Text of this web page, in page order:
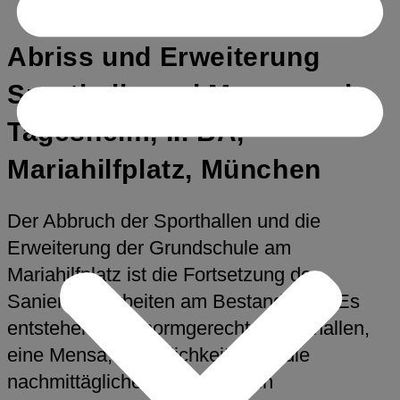
Abriss und Erweiterung
Sporthalle und Mensa und
Tagesheim, II. BA,
Mariahilfplatz, München
Der Abbruch der Sporthallen und die
Erweiterung der Grundschule am
Mariahilfplatz ist die Fortsetzung der
Sanierungsarbeiten am Bestandsbau. Es
entstehen zwei normgerechte Sporthallen,
eine Mensa, Räumlichkeiten für die
nachmittägliche Betreuung, ein